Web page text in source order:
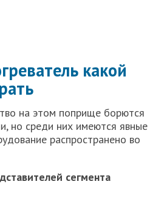
какой
на этом поприще борются
но среди них имеются явные
распространено во
сегмента